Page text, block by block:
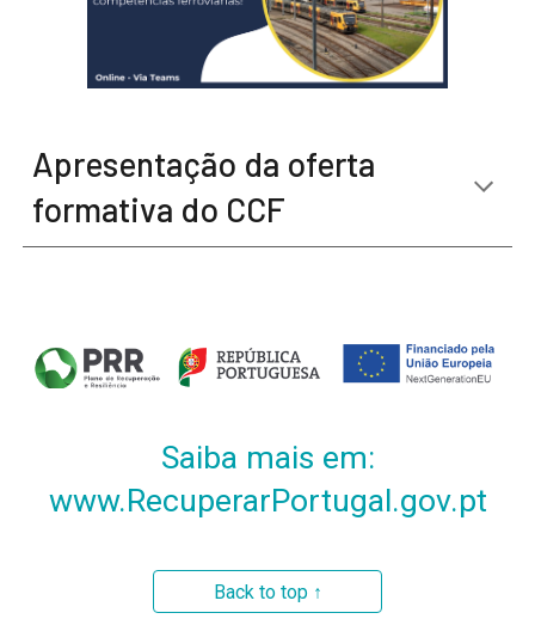
Apresentação da oferta
formativa do CCF
Saiba mais em:
www.RecuperarPortugal.gov.pt
Back to top ↑